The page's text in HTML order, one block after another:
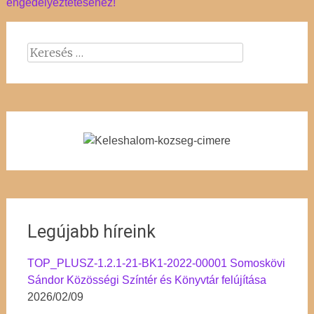
engedélyeztetéséhez!
Keresés:
Legújabb híreink
TOP_PLUSZ-1.2.1-21-BK1-2022-00001 Somoskövi
Sándor Közösségi Színtér és Könyvtár felújítása
2026/02/09